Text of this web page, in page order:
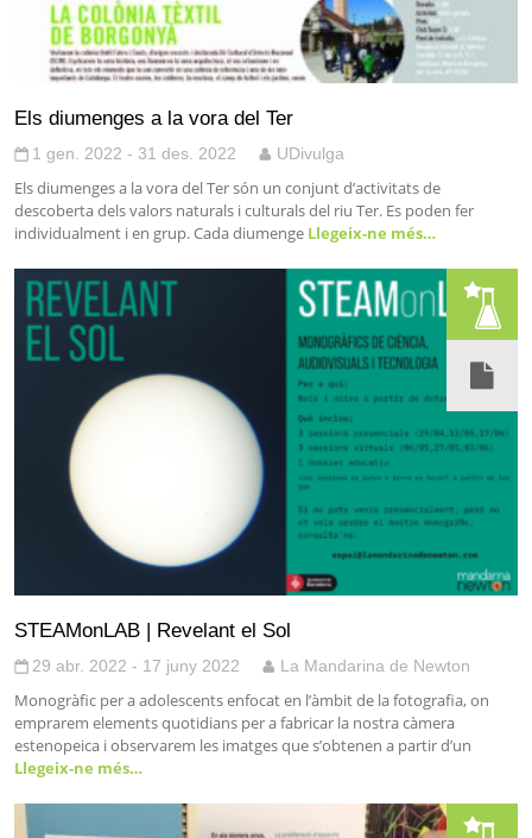
Els diumenges a la vora del Ter
1 gen. 2022 - 31 des. 2022 UDivulga
Els diumenges a la vora del Ter són un conjunt d’activitats de
descoberta dels valors naturals i culturals del riu Ter. Es poden fer
individualment i en grup. Cada diumenge Llegeix-ne més…
STEAMonLAB | Revelant el Sol
29 abr. 2022 - 17 juny 2022 La Mandarina de Newton
Monogràfic per a adolescents enfocat en l’àmbit de la fotografia, on
emprarem elements quotidians per a fabricar la nostra càmera
estenopeica i observarem les imatges que s’obtenen a partir d’un
Llegeix-ne més…